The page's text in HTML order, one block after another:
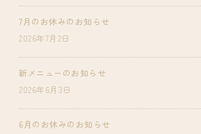
7月のお休みのお知らせ
2026年7月2日
新メニューのお知らせ
2026年6月3日
6月のお休みのお知らせ